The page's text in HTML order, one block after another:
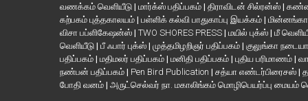
வணக்கம் வெளியீடு | மார்க்ஸ் பதிப்பகம் | திராவிடன் சில்ரன்ஸ் |
கற்பகம் புத்தகாலயம் | பள்ளிக் கல்வி பாதுகாப்பு இயக்கம் |
விசா பப்ளிகேஷன்ஸ் | TWO SHORES PRESS | மயில் புக்ஸ் | மீ
வெளியீடு | பீ ஃபார் புக்ஸ் | முத்தமிழறிஞர் பதிப்பகம் | குலுங்கா
பதிப்பகம் | மதிமலர் பதிப்பகம் | மனிதி பதிப்பகம் | புதிய பரிமாணம் |
நண்பன் பதிப்பகம் | Pen Bird Publication | சத்யா எண்டர்பிரைசஸ் |
போதி வனம் | அருட்செல்வர் நா. மகாலிங்கம் மொழிபெயர்ப்பு மையம்